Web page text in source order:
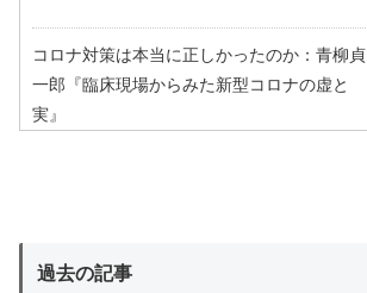
コロナ対策は本当に正しかったのか：青柳貞
一郎『臨床現場からみた新型コロナの虚と
実』
過去の記事